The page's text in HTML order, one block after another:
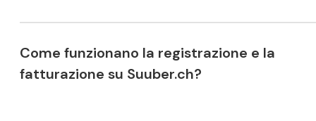
Come funzionano la registrazione e la
fatturazione su Suuber.ch?